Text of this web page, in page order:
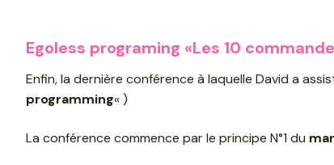
Egoless programing «Les 10
Enfin, la dernière conférence à laquelle David a
programming« )
La conférence commence par le principe N°1 du